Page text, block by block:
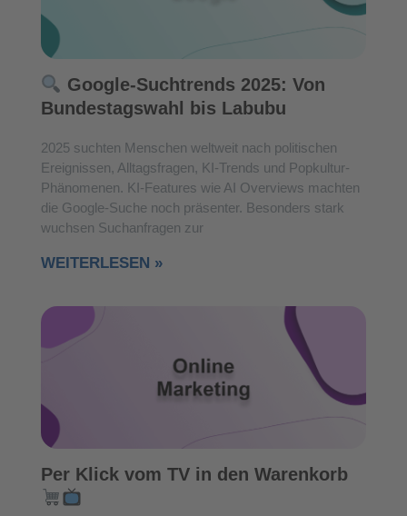
Google-Suchtrends 2025: Von
Bundestagswahl bis Labubu
2025 suchten Menschen weltweit nach politischen
Ereignissen, Alltagsfragen, KI-Trends und Popkultur-
Phänomenen. KI-Features wie AI Overviews machten
die Google-Suche noch präsenter. Besonders stark
wuchsen Suchanfragen zur
WEITERLESEN »
Per Klick vom TV in den Warenkorb